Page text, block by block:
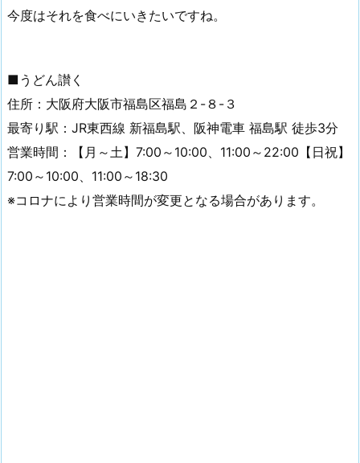
今度はそれを食べにいきたいですね。
■うどん讃く
住所：大阪府大阪市福島区福島２-８-３
最寄り駅：JR東西線 新福島駅、阪神電車 福島駅 徒歩3分
営業時間：【月～土】7:00～10:00、11:00～22:00【日祝】
7:00～10:00、11:00～18:30
※コロナにより営業時間が変更となる場合があります。